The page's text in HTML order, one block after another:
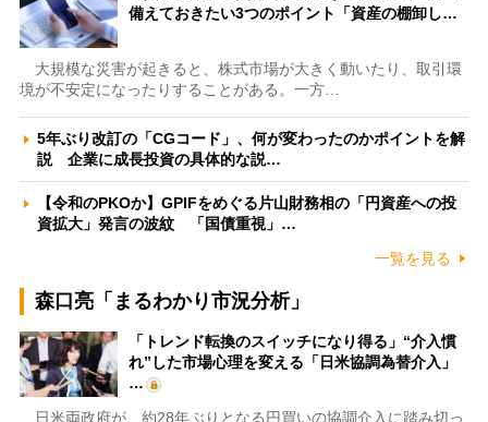
備えておきたい3つのポイント「資産の棚卸し…
大規模な災害が起きると、株式市場が大きく動いたり、取引環
境が不安定になったりすることがある。一方…
5年ぶり改訂の「CGコード」、何が変わったのかポイントを解
説 企業に成長投資の具体的な説…
【令和のPKOか】GPIFをめぐる片山財務相の「円資産への投
資拡大」発言の波紋 「国債重視」…
一覧を見る
森口亮「まるわかり市況分析」
「トレンド転換のスイッチになり得る」“介入慣
れ”した市場心理を変える「日米協調為替介入」
…
日米両政府が、約28年ぶりとなる円買いの協調介入に踏み切っ